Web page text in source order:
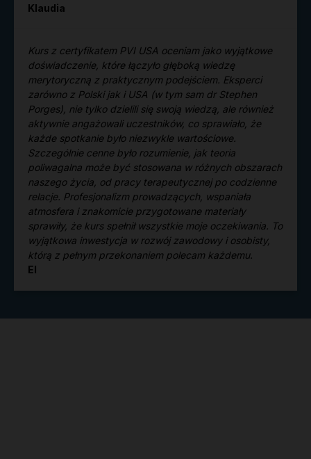
Klaudia
Kurs z certyfikatem PVI USA oceniam jako wyjątkowe
doświadczenie, które łączyło głęboką wiedzę
merytoryczną z praktycznym podejściem. Eksperci
zarówno z Polski jak i USA (w tym sam dr Stephen
Porges), nie tylko dzielili się swoją wiedzą, ale również
aktywnie angażowali uczestników, co sprawiało, że
każde spotkanie było niezwykle wartościowe.
Szczególnie cenne było rozumienie, jak teoria
poliwagalna może być stosowana w różnych obszarach
naszego życia, od pracy terapeutycznej po codzienne
relacje. Profesjonalizm prowadzących, wspaniała
atmosfera i znakomicie przygotowane materiały
sprawiły, że kurs spełnił wszystkie moje oczekiwania. To
wyjątkowa inwestycja w rozwój zawodowy i osobisty,
którą z pełnym przekonaniem polecam każdemu.
El